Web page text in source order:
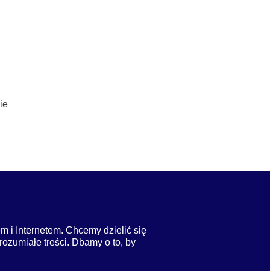
i Internetem. Chcemy dzielić się
treści. Dbamy o to, by